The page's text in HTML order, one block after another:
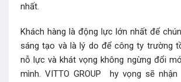
nhất.
Khách hàng là động lực lớn nhất để
sáng tạo và là lý do để công ty trường
nỗ lực và khát vọng không ngừng đổi
mình. VITTO GROUP hy vọng sẽ